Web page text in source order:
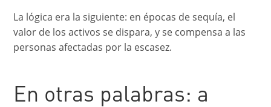
La lógica era la siguiente: en épocas de sequía, el
valor de los activos se dispara, y se compensa a las
personas afectadas por la escasez.
En otras palabras: a